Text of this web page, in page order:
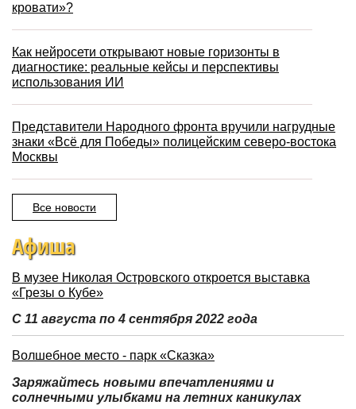
кровати»?
Как нейросети открывают новые горизонты в
диагностике: реальные кейсы и перспективы
использования ИИ
Представители Народного фронта вручили нагрудные
знаки «Всё для Победы» полицейским северо-востока
Москвы
Все новости
Афиша
В музее Николая Островского откроется выставка
«Грезы о Кубе»
С 11 августа по 4 сентября 2022 года
Волшебное место - парк «Сказка»
Заряжайтесь новыми впечатлениями и
солнечными улыбками на летних каникулах